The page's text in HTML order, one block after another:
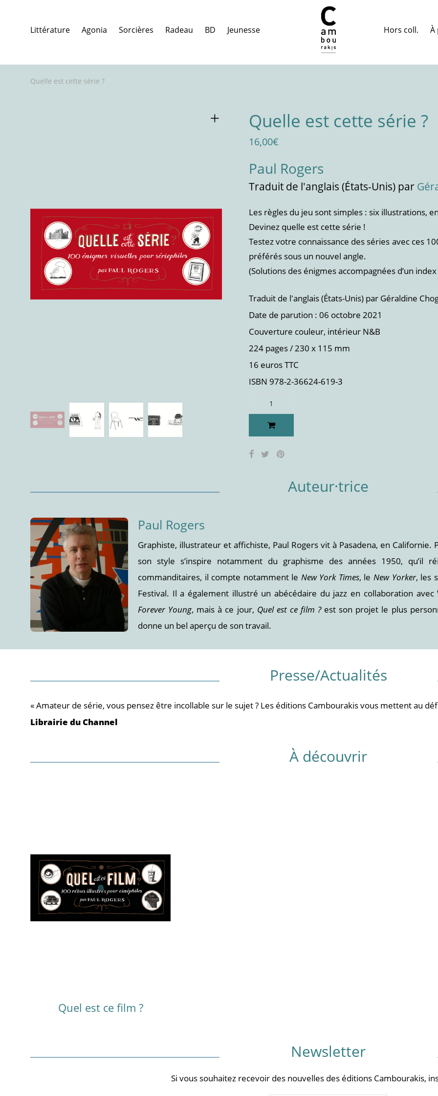
Littérature Agonia Sorcières Radeau BD Jeunesse Hors coll. À
Quelle est cette série ?
Quelle est cette série ?
16,00€
Paul Rogers
Traduit de l'anglais (États-Unis) par
Les règles du jeu sont simples : six illustrations,
Devinez quelle est cette série !
Testez votre connaissance des séries avec ces
préférés sous un nouvel angle.
(Solutions des énigmes accompagnées d’un
Traduit de l'anglais (États-Unis) par Géraldine
Date de parution : 06 octobre 2021
Couverture couleur, intérieur N&B
224 pages / 230 x 115 mm
16 euros TTC
ISBN 978-2-36624-619-3
Auteur·trice
Paul Rogers
Graphiste, illustrateur et affichiste, Paul Rogers vit à Pasadena, en
son style s’inspire notamment du graphisme des années 1950, qu’il
commanditaires, il compte notamment le New York Times, le New Yorker, les
Festival. Il a également illustré un abécédaire du jazz en collaboration
Forever Young, mais à ce jour, Quel est ce film ?est son projet le plus
donne un bel aperçu de son travail.
Presse/Actualités
« Amateur de série, vous pensez être incollable sur le sujet ? Les éditions Cambourakis vous mettent au
Librairie du Channel
À découvrir
Quel est ce film ?
Newsletter
Si vous souhaitez recevoir des nouvelles des éditions Cambourakis,